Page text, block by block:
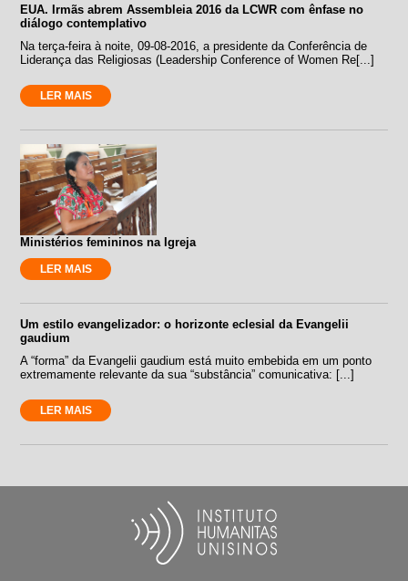
EUA. Irmãs abrem Assembleia 2016 da LCWR com ênfase no
diálogo contemplativo
Na terça-feira à noite, 09-08-2016, a presidente da Conferência de
Liderança das Religiosas (Leadership Conference of Women Re[...]
LER MAIS
Ministérios femininos na Igreja
LER MAIS
Um estilo evangelizador: o horizonte eclesial da Evangelii
gaudium
A “forma” da Evangelii gaudium está muito embebida em um ponto
extremamente relevante da sua “substância” comunicativa: [...]
LER MAIS